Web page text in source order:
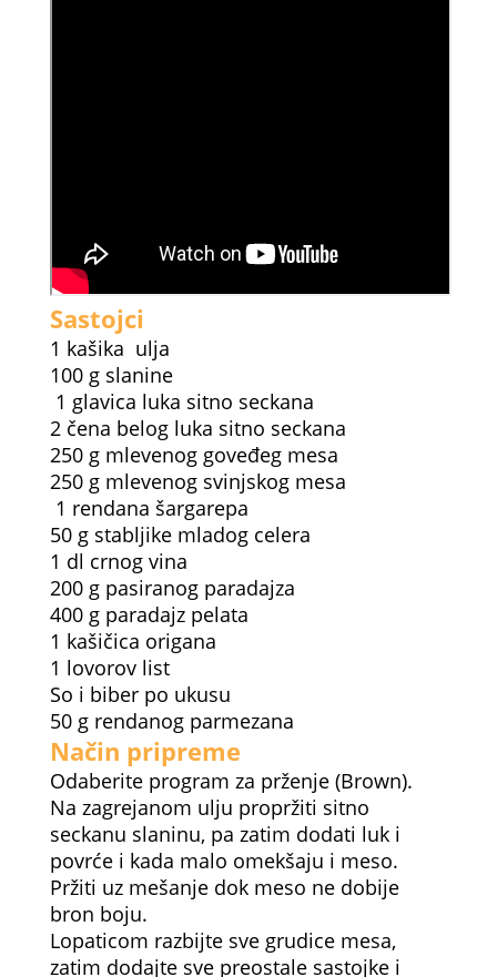
Sastojci
1 kašika ulja
100 g slanine
1 glavica luka sitno seckana
2 čena belog luka sitno seckana
250 g mlevenog goveđeg mesa
250 g mlevenog svinjskog mesa
1 rendana šargarepa
50 g stabljike mladog celera
1 dl crnog vina
200 g pasiranog paradajza
400 g paradajz pelata
1 kašičica origana
1 lovorov list
So i biber po ukusu
50 g rendanog parmezana
Način pripreme
Odaberite program za prženje (Brown).
Na zagrejanom ulju propržiti sitno
seckanu slaninu, pa zatim dodati luk i
povrće i kada malo omekšaju i meso.
Pržiti uz mešanje dok meso ne dobije
bron boju.
Lopaticom razbijte sve grudice mesa,
zatim dodajte sve preostale sastojke i